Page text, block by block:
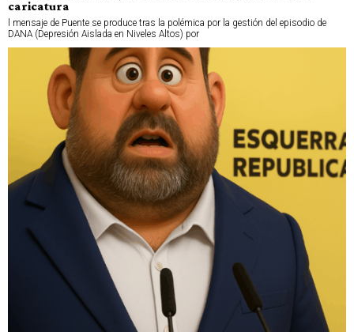
caricatura
l mensaje de Puente se produce tras la polémica por la gestión del episodio de
DANA (Depresión Aislada en Niveles Altos) por